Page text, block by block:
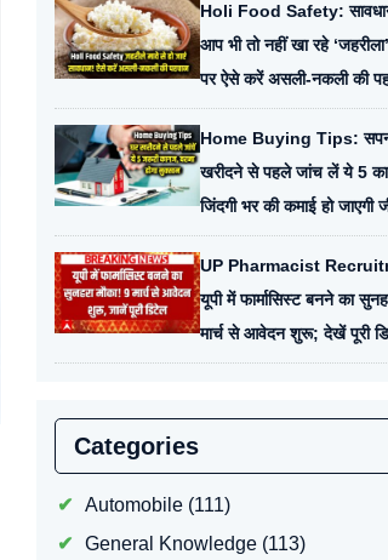
Holi Food Safety:
आप भी तो नहीं खा रहे
पर ऐसे करें असली-नकली की
Home Buying Tips:
खरीदने से पहले जांच लें ये 5
जिंदगी भर की कमाई हो जाएगी
UP Pharmacist
यूपी में फार्मासिस्ट बनने का
मार्च से आवेदन शुरू; देखें पूरी
Categories
Automobile(111)
General Knowledge(113)